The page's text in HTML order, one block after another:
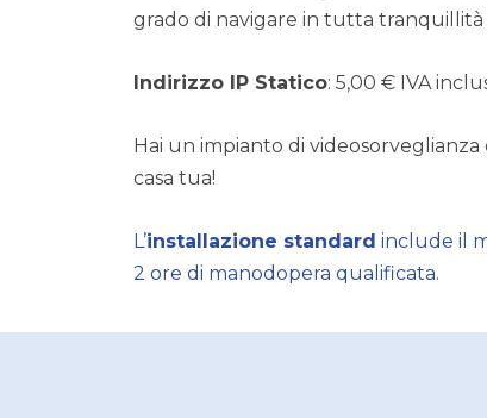
grado di navigare in tutta tranquillità
Indirizzo IP Statico: 5,00 € IVA
Hai un impianto di
casa tua!
L’installazione standard include il
2 ore di manodopera qualificata.